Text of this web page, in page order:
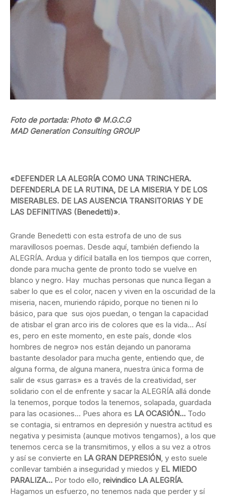
Foto de portada: Photo © M.G.C.G
MAD Generation Consulting GROUP
«DEFENDER LA ALEGRÍA COMO UNA TRINCHERA.
DEFENDERLA DE LA RUTINA, DE LA MISERIA Y DE LOS
MISERABLES. DE LAS AUSENCIA TRANSITORIAS Y DE
LAS DEFINITIVAS (Benedetti)».
Grande Benedetti con esta estrofa de uno de sus
maravillosos poemas. Desde aquí, también defiendo la
ALEGRÍA. Ardua y difícil batalla en los tiempos que corren,
donde para mucha gente de pronto todo se vuelve en
blanco y negro. Hay muchas personas que nunca llegan a
saber lo que es el color, nacen y viven en la oscuridad de la
miseria, nacen, muriendo rápido, porque no tienen ni lo
básico, para que sus ojos puedan, o tengan la capacidad
de atisbar el gran arco iris de colores que es la vida… Así
es, pero en este momento, en este país, donde «los
hombres de negro» nos están dejando un panorama
bastante desolador para mucha gente, entiendo que, de
alguna forma, de alguna manera, nuestra única forma de
salir de «sus garras» es a través de la creatividad, ser
solidario con el de enfrente y sacar la ALEGRÍA allá donde
la tenemos, porque todos la tenemos, solapada, guardada
para las ocasiones… Pues ahora es LA OCASIÓN… Todo
se contagia, si entramos en depresión y nuestra actitud es
negativa y pesimista (aunque motivos tengamos), a los que
tenemos cerca se la transmitimos, y ellos a su vez a otros
y así se convierte en LA GRAN DEPRESIÓN, y esto suele
conllevar también a inseguridad y miedos y EL MIEDO
PARALIZA… Por todo ello, reivindico LA ALEGRÍA.
Hagamos un esfuerzo, no tenemos nada que perder y sí